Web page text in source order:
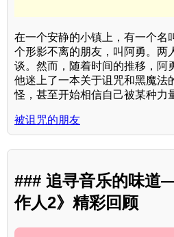
在一个安静的小镇上，有一个名
个形影不离的朋友，叫阿勇。两
谈。然而，随着时间的推移，阿
他迷上了一本关于诅咒和黑魔法
怪，甚至开始相信自己被某种力
被诅咒的朋友
### 追寻音乐的味
作人2》精彩回顾